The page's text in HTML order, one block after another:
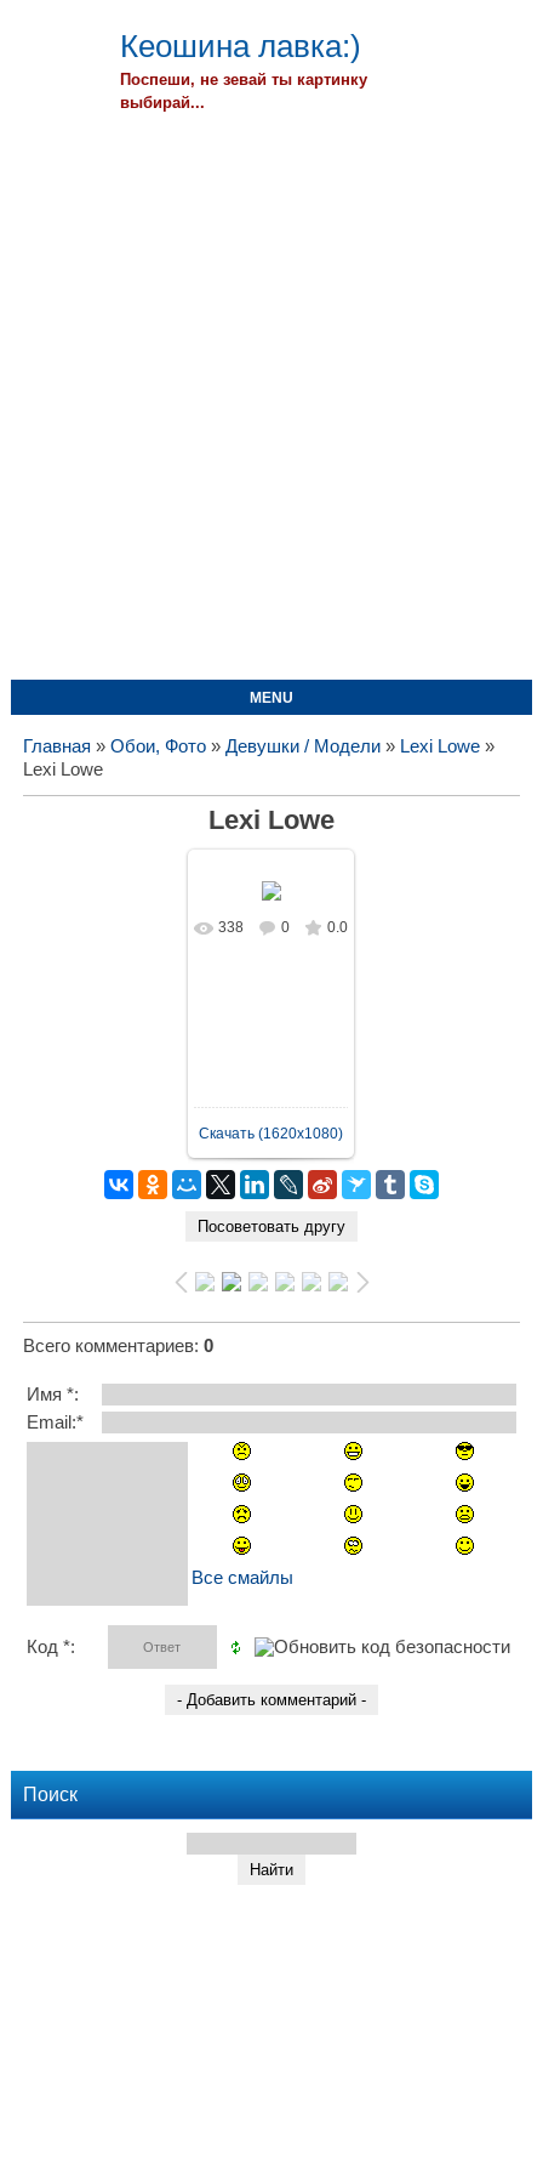
Кеошина лавка:)
Поспеши, не зевай ты картинку
выбирай...
MENU
Главная » Обои, Фото» Девушки / Модели» Lexi Lowe»
Lexi Lowe
Lexi Lowe
В реальном
338 0 0.0
Скачать (1620x1080)
Всего комментариев: 0
Имя *:
Email:*
Все смайлы
Код *:
Поиск